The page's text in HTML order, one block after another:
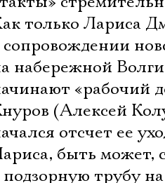
только Лариса
сопровождении
набережной
«рабочий
(Алексей
отсчет ее
быть может,
подзорную трубу